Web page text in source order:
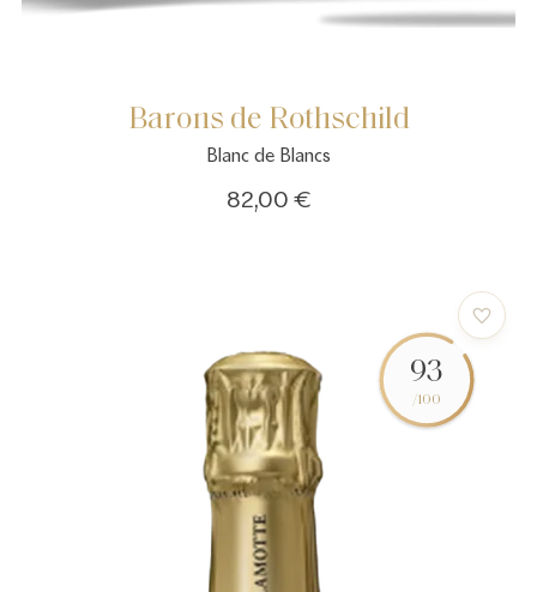
Barons de Rothschild
Blanc de Blancs
82,00 €
93
/100